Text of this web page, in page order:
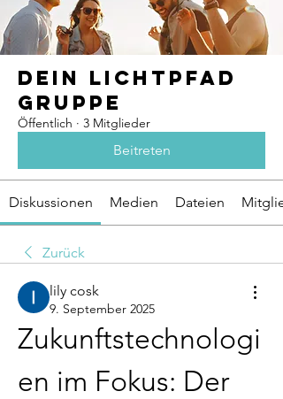
Dein Lichtpfad
Gruppe
Öffentlich · 3 Mitglieder
Beitreten
Diskussionen Medien Dateien
Zurück
lily cosk
9. September 2025
Zukunftstechnologi
en im Fokus: Der